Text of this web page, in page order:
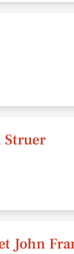
Struer
John